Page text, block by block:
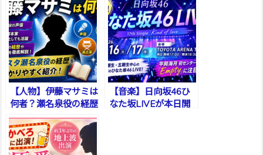
【人物】伊藤マサミは
何者？瀬名泉役の経歴
【音楽】日向坂46ひ
なた坂LIVEが本日開